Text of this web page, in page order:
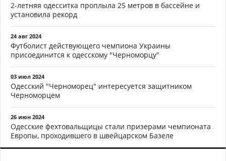
2-летняя одесситка проплыла 25 метров в бассейне и
установила рекорд
24 авг 2024
Футболист действующего чемпиона Украины
присоединится к одесскому "Черноморцу"
03 июл 2024
Одесский "Черноморец" интересуется защитником
Черноморцем
26 июн 2024
Одесские фехтовальщицы стали призерами чемпионата
Европы, проходившего в швейцарском Базеле